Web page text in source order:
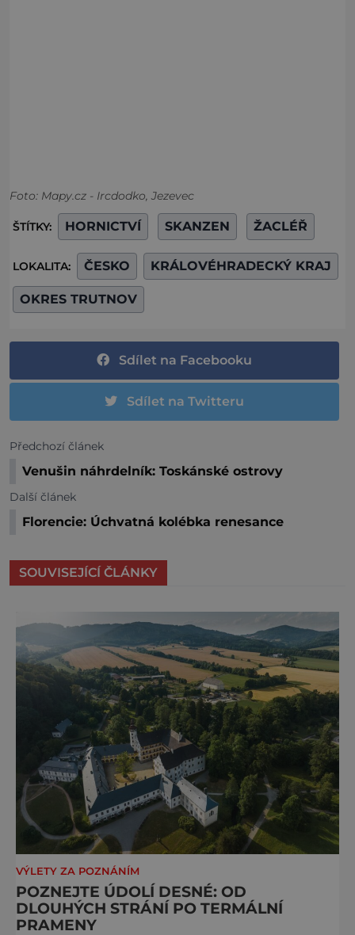
Foto: Mapy.cz - Ircdodko, Jezevec
ŠTÍTKY: HORNICTVÍ SKANZEN ŽACLÉŘ
LOKALITA: ČESKO KRÁLOVÉHRADECKÝ KRAJ
OKRES TRUTNOV
Sdílet na Facebooku
Sdílet na Twitteru
Předchozí článek
Venušin náhrdelník: Toskánské ostrovy
Další článek
Florencie: Úchvatná kolébka renesance
SOUVISEJÍCÍ ČLÁNKY
VÝLETY ZA POZNÁNÍM
POZNEJTE ÚDOLÍ DESNÉ: OD
DLOUHÝCH STRÁNÍ PO TERMÁLNÍ
PRAMENY